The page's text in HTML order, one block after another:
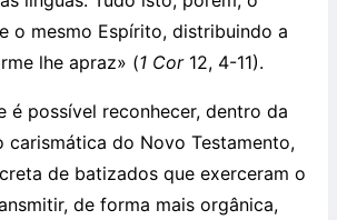
o mesmo Espírito, distribuindo a
lhe apraz» (1 Cor12, 4-11).
é possível reconhecer, dentro da
carismática do Novo Testamento,
de batizados que exerceram o
de forma mais orgânica,